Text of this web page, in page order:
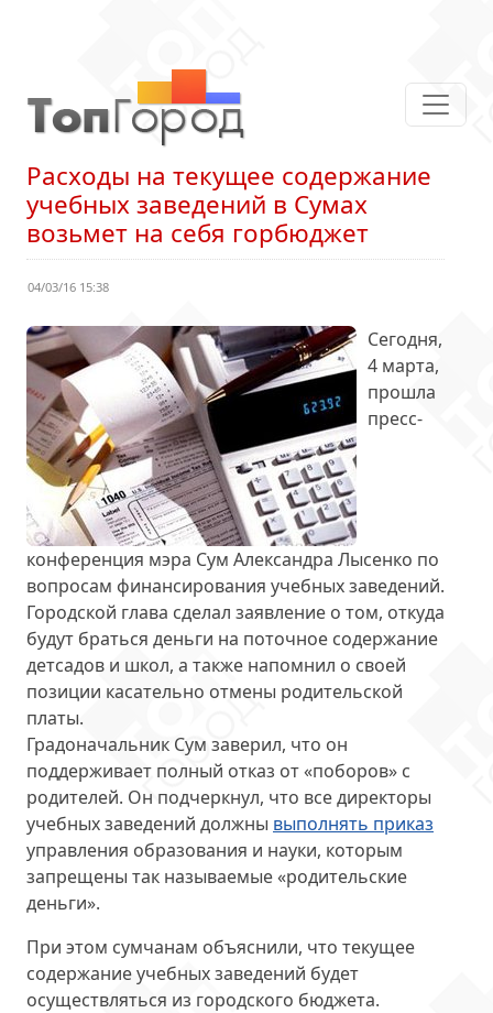
Расходы на текущее содержание
учебных заведений в Сумах
возьмет на себя горбюджет
04/03/16 15:38
Сегодня,
4 марта,
прошла
пресс-
конференция мэра Сум Александра Лысенко по
вопросам финансирования учебных заведений.
Городской глава сделал заявление о том, откуда
будут браться деньги на поточное содержание
детсадов и школ, а также напомнил о своей
позиции касательно отмены родительской
платы.
Градоначальник Сум заверил, что он
поддерживает полный отказ от «поборов» с
родителей. Он подчеркнул, что все директоры
учебных заведений должны выполнять приказ
управления образования и науки, которым
запрещены так называемые «родительские
деньги».
При этом сумчанам объяснили, что текущее
содержание учебных заведений будет
осуществляться из городского бюджета.